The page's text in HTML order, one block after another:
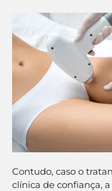
Contudo, caso o
clínica de confiança,